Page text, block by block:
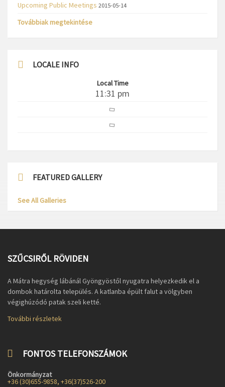
Upcoming Public Meetings 2015-05-14
Továbbiak megtekintése
LOCALE INFO
Local Time
11:31 pm
FEATURED GALLERY
See All Galleries
SZŰCSIRŐL RÖVIDEN
A Mátra hegység lábánál Gyöngyöstől nyugatra helyezkedik el a
dombok határolta település. A katlanba épült falut a völgyben
végighúzódó patak szeli ketté.
További részletek
FONTOS TELEFONSZÁMOK
Önkormányzat
+36 (30)655-9858, +36(37)526-200